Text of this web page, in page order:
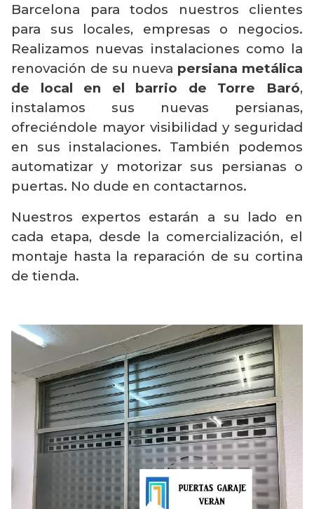
Barcelona para todos nuestros clientes
para sus locales, empresas o negocios.
Realizamos nuevas instalaciones como la
renovación de su nueva persiana metálica
de local en el barrio de Torre Baró,
instalamos sus nuevas persianas,
ofreciéndole mayor visibilidad y seguridad
en sus instalaciones. También podemos
automatizar y motorizar sus persianas o
puertas. No dude en contactarnos.
Nuestros expertos estarán a su lado en
cada etapa, desde la comercialización, el
montaje hasta la reparación de su cortina
de tienda.